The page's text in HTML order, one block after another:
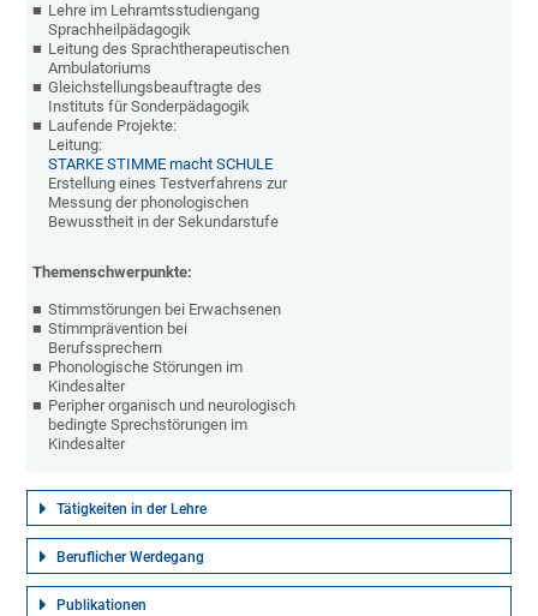
Lehre im Lehramtsstudiengang
Sprachheilpädagogik
Leitung des Sprachtherapeutischen
Ambulatoriums
Gleichstellungsbeauftragte des
Instituts für Sonderpädagogik
Laufende Projekte:
Leitung:
STARKE STIMME macht SCHULE
Erstellung eines Testverfahrens zur
Messung der phonologischen
Bewusstheit in der Sekundarstufe
Themenschwerpunkte:
Stimmstörungen bei Erwachsenen
Stimmprävention bei
Berufssprechern
Phonologische Störungen im
Kindesalter
Peripher organisch und neurologisch
bedingte Sprechstörungen im
Kindesalter
Tätigkeiten in der Lehre
Beruflicher Werdegang
Publikationen